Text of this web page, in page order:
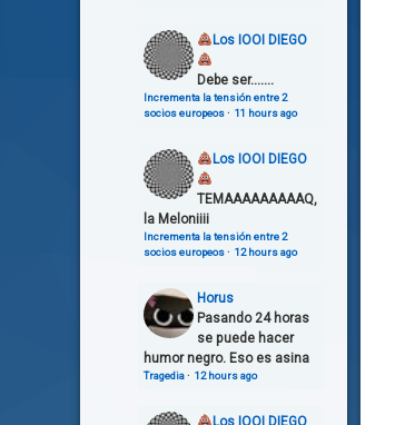
Los IOOI DIEGO
Debe ser.......
Incrementa la tensión entre 2
socios europeos· 11 hours ago
Los IOOI DIEGO
TEMAAAAAAAAAQ,
la Meloniiii
Incrementa la tensión entre 2
socios europeos· 12 hours ago
Horus
Pasando 24 horas
se puede hacer
humor negro. Eso es asina
Tragedia· 12 hours ago
Los IOOI DIEGO